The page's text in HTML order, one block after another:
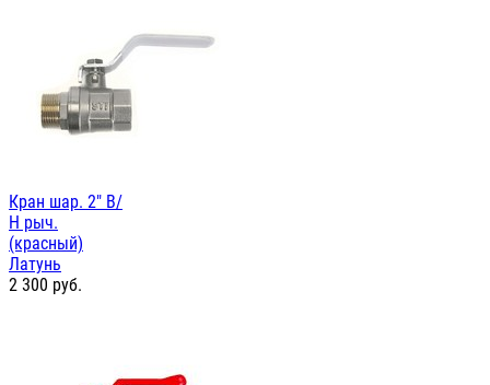
Кран шар. 2" В/
Н рыч.
(красный)
Латунь
2 300 руб.